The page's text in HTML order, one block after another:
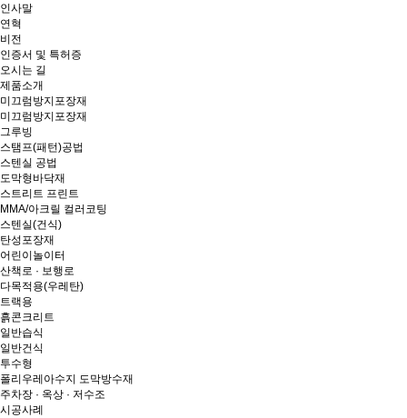
인사말
연혁
비전
인증서 및 특허증
오시는 길
제품소개
미끄럼방지포장재
미끄럼방지포장재
그루빙
스탬프(패턴)공법
스텐실 공법
도막형바닥재
스트리트 프린트
MMA/아크릴 컬러코팅
스텐실(건식)
탄성포장재
어린이놀이터
산책로 · 보행로
다목적용(우레탄)
트랙용
흙콘크리트
일반습식
일반건식
투수형
폴리우레아수지 도막방수재
주차장 · 옥상 · 저수조
시공사례